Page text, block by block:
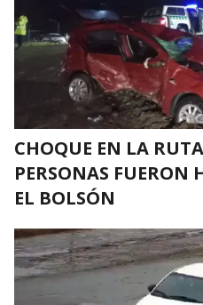
CHOQUE EN LA
PERSONAS FUERON
EL BOLSÓN